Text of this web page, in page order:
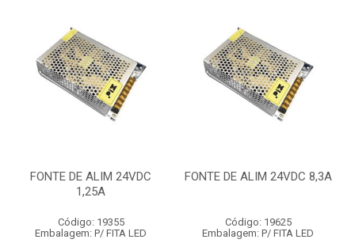
FONTE DE ALIM 24VDC
1,25A
Código: 19355
Embalagem: P/ FITA LED
FONTE DE ALIM 24VDC 8,3A
Código: 19625
Embalagem: P/ FITA LED